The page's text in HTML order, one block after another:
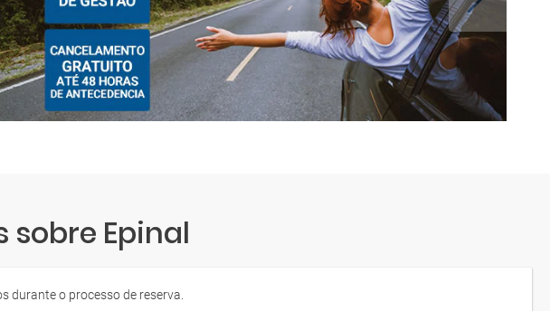
Epinal
durante o processo de reserva.